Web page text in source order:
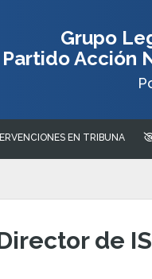
Grupo
Partido Acción
EN TRIBUNA
de